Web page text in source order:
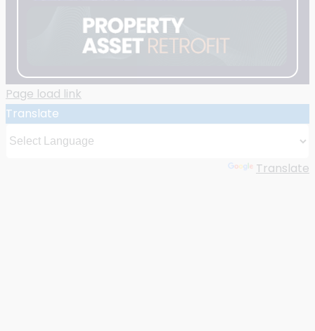
Page load link
Translate
Translate